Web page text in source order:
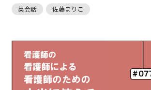
英会話 佐藤まりこ